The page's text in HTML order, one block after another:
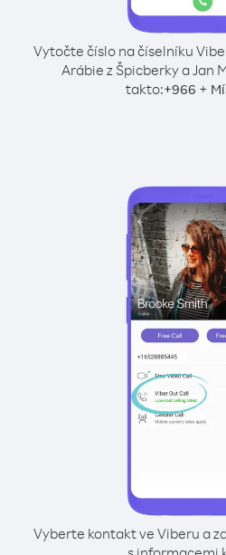
Vytočte číslo na číselníku
Arábie z Špicberky a Jan
takto:+966 +
Vyberte kontakt ve Viberu a